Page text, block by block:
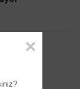
Ruffalo